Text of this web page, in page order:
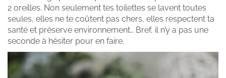
2 oreilles. Non seulement tes toilettes se lavent toutes
seules, elles ne te coûtent pas chers, elles respectent ta
santé et préserve environnement… Bref, il n’y a pas une
seconde à hésiter pour en faire.